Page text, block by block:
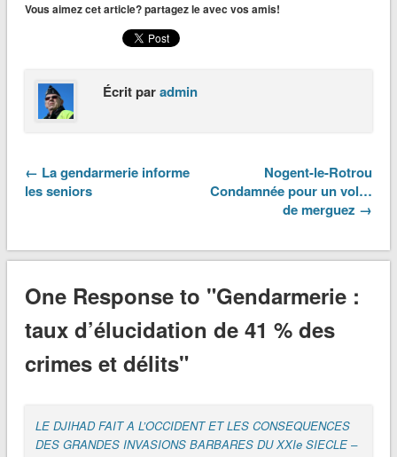
Vous aimez cet article? partagez le avec vos amis!
Écrit paradmin
← La gendarmerie informe
les seniors
Nogent-le-Rotrou
Condamnée pour un vol…
de merguez →
One Response to "Gendarmerie :
taux d’élucidation de 41 % des
crimes et délits"
LE DJIHAD FAIT A L’OCCIDENT ET LES CONSEQUENCES
DES GRANDES INVASIONS BARBARES DU XXIe SIECLE –